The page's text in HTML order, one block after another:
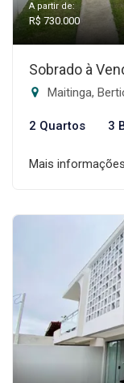
A partir de:
R$ 730.000
Sobrado à
Maitinga,
2 Quartos 3
Mais informações